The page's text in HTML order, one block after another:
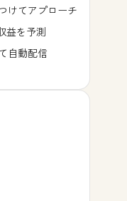
けてアプローチ
益を予測
自動配信